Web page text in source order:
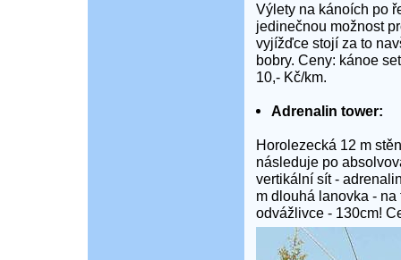
Výlety na kánoích po
jedinečnou možnost
vyjížďce stojí za to
bobry. Ceny: kánoe
10,- Kč/km.
Adrenalin tower:
Horolezecká 12 m
následuje po
vertikální sít -
m dlouhá lanovka -
odvážlivce - 130cm!